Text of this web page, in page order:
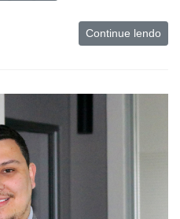
Continue lendo